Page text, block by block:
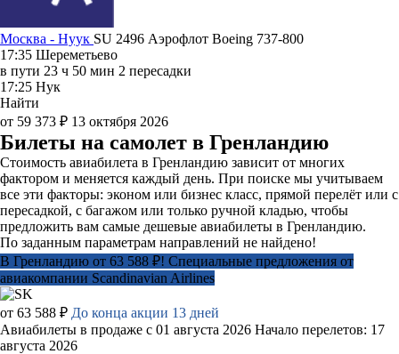
Москва - Нуук SU 2496 Аэрофлот Boeing 737-800
17:35 Шереметьево
в пути 23 ч 50 мин 2 пересадки
17:25 Нук
Найти
от 59 373 ₽ 13 октября 2026
Билеты на самолет в Гренландию
Стоимость авиабилета в Гренландию зависит от многих
фактором и меняется каждый день. При поиске мы учитываем
все эти факторы: эконом или бизнес класс, прямой перелёт или с
пересадкой, с багажом или только ручной кладью, чтобы
предложить вам самые дешевые авиабилеты в Гренландию.
По заданным параметрам направлений не найдено!
В Гренландию от 63 588 ₽! Специальные предложения от
авиакомпании Scandinavian Airlines
от 63 588 ₽ До конца акции 13 дней
Авиабилеты в продаже с 01 августа 2026 Начало перелетов: 17
августа 2026